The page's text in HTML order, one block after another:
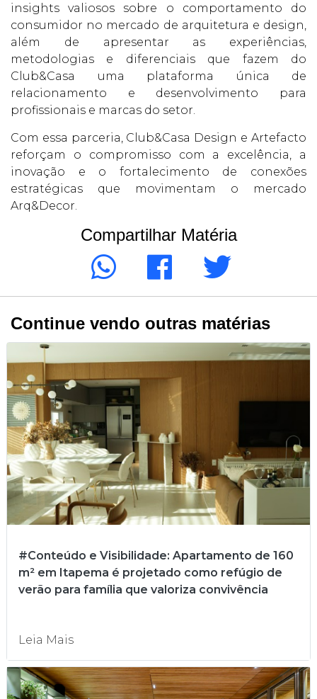
insights valiosos sobre o comportamento do
consumidor no mercado de arquitetura e design,
além de apresentar as experiências,
metodologias e diferenciais que fazem do
Club&Casa uma plataforma única de
relacionamento e desenvolvimento para
profissionais e marcas do setor.
Com essa parceria, Club&Casa Design e Artefacto
reforçam o compromisso com a excelência, a
inovação e o fortalecimento de conexões
estratégicas que movimentam o mercado
Arq&Decor.
Compartilhar Matéria
Continue vendo outras matérias
#Conteúdo e Visibilidade: Apartamento de 160
m² em Itapema é projetado como refúgio de
verão para família que valoriza convivência
Leia Mais